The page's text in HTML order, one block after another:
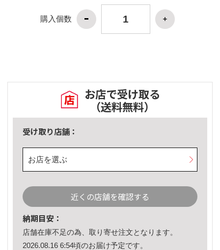
購入個数
お店で受け取る
（送料無料）
受け取り店舗：
お店を選ぶ
近くの店舗を確認する
納期目安：
店舗在庫不足の為、取り寄せ注文となります。
2026.08.16 6:54頃のお届け予定です。